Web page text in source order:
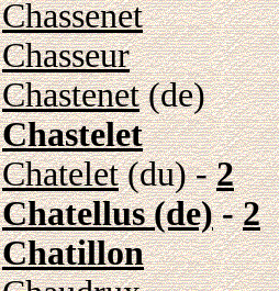
Chassenet
Chasseur
Chastenet(de)
Chastelet
Chatelet(du) -2
Chatellus (de)-2
Chatillon